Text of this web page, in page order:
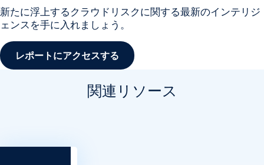
新たに浮上するクラウドリスクに関する最新のインテリジ
ェンスを手に入れましょう。
レポートにアクセスする
関連リソース